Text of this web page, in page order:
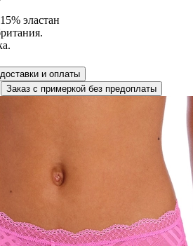
эластан
и оплаты
Заказ с примеркой без предоплаты